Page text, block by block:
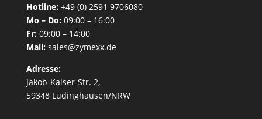
Hotline:+49 (0) 2591 9706080
Mo – Do:09:00 – 16:00
Fr:09:00 – 14:00
Mail:sales@zymexx.de
Adresse:
Jakob-Kaiser-Str. 2,
59348 Lüdinghausen/NRW